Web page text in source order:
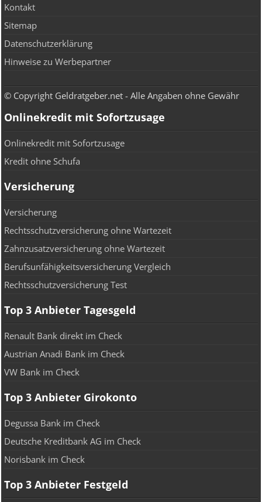
Kontakt
Sitemap
Datenschutzerklärung
Hinweise zu Werbepartner
© Copyright Geldratgeber.net - Alle Angaben ohne Gewähr
Onlinekredit mit Sofortzusage
Onlinekredit mit Sofortzusage
Kredit ohne Schufa
Versicherung
Versicherung
Rechtsschutzversicherung ohne Wartezeit
Zahnzusatzversicherung ohne Wartezeit
Berufsunfähigkeitsversicherung Vergleich
Rechtsschutzversicherung Test
Top 3 Anbieter Tagesgeld
Renault Bank direkt im Check
Austrian Anadi Bank im Check
VW Bank im Check
Top 3 Anbieter Girokonto
Degussa Bank im Check
Deutsche Kreditbank AG im Check
Norisbank im Check
Top 3 Anbieter Festgeld